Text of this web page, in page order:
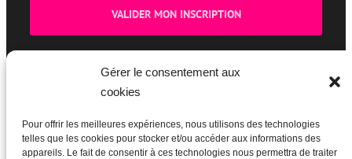
Gérer le consentement aux
cookies
Pour offrir les meilleures expériences, nous utilisons des technologies
telles que les cookies pour stocker et/ou accéder aux informations des
appareils. Le fait de consentir à ces technologies nous permettra de traiter